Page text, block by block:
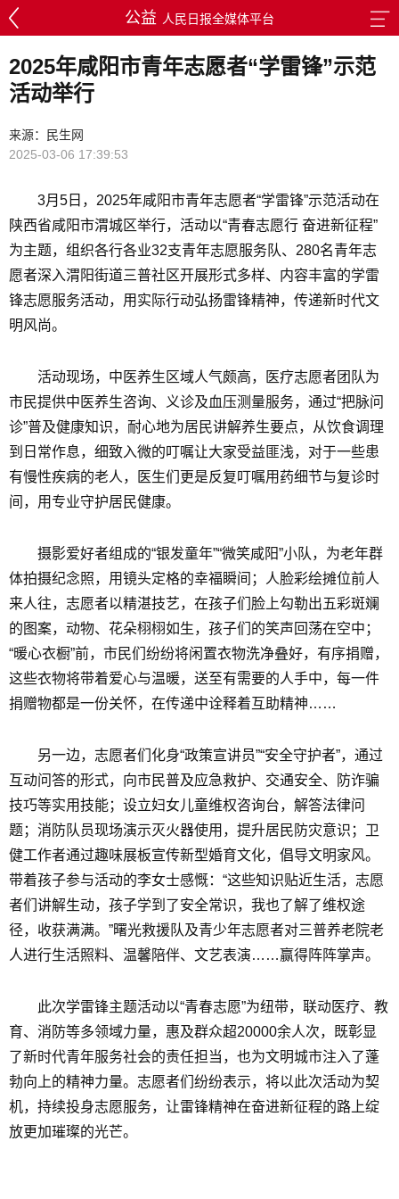
公益 人民日报全媒体平台
2025年咸阳市青年志愿者“学雷锋”示范
活动举行
来源：民生网
2025-03-06 17:39:53
3月5日，2025年咸阳市青年志愿者“学雷锋”示范活动在
陕西省咸阳市渭城区举行，活动以“青春志愿行 奋进新征程”
为主题，组织各行各业32支青年志愿服务队、280名青年志
愿者深入渭阳街道三普社区开展形式多样、内容丰富的学雷
锋志愿服务活动，用实际行动弘扬雷锋精神，传递新时代文
明风尚。
活动现场，中医养生区域人气颇高，医疗志愿者团队为
市民提供中医养生咨询、义诊及血压测量服务，通过“把脉问
诊”普及健康知识，耐心地为居民讲解养生要点，从饮食调理
到日常作息，细致入微的叮嘱让大家受益匪浅，对于一些患
有慢性疾病的老人，医生们更是反复叮嘱用药细节与复诊时
间，用专业守护居民健康。
摄影爱好者组成的“银发童年”“微笑咸阳”小队，为老年群
体拍摄纪念照，用镜头定格的幸福瞬间；人脸彩绘摊位前人
来人往，志愿者以精湛技艺，在孩子们脸上勾勒出五彩斑斓
的图案，动物、花朵栩栩如生，孩子们的笑声回荡在空中；
“暖心衣橱”前，市民们纷纷将闲置衣物洗净叠好，有序捐赠，
这些衣物将带着爱心与温暖，送至有需要的人手中，每一件
捐赠物都是一份关怀，在传递中诠释着互助精神……
另一边，志愿者们化身“政策宣讲员”“安全守护者”，通过
互动问答的形式，向市民普及应急救护、交通安全、防诈骗
技巧等实用技能；设立妇女儿童维权咨询台，解答法律问
题；消防队员现场演示灭火器使用，提升居民防灾意识；卫
健工作者通过趣味展板宣传新型婚育文化，倡导文明家风。
带着孩子参与活动的李女士感慨：“这些知识贴近生活，志愿
者们讲解生动，孩子学到了安全常识，我也了解了维权途
径，收获满满。”曙光救援队及青少年志愿者对三普养老院老
人进行生活照料、温馨陪伴、文艺表演……赢得阵阵掌声。
此次学雷锋主题活动以“青春志愿”为纽带，联动医疗、教
育、消防等多领域力量，惠及群众超20000余人次，既彰显
了新时代青年服务社会的责任担当，也为文明城市注入了蓬
勃向上的精神力量。志愿者们纷纷表示，将以此次活动为契
机，持续投身志愿服务，让雷锋精神在奋进新征程的路上绽
放更加璀璨的光芒。